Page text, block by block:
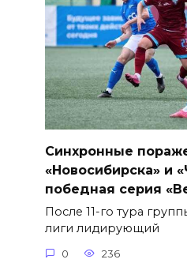
Синхронные
«Новосибирска» и
победная серия
После 11-го тура
лиги лидирующий
0 236